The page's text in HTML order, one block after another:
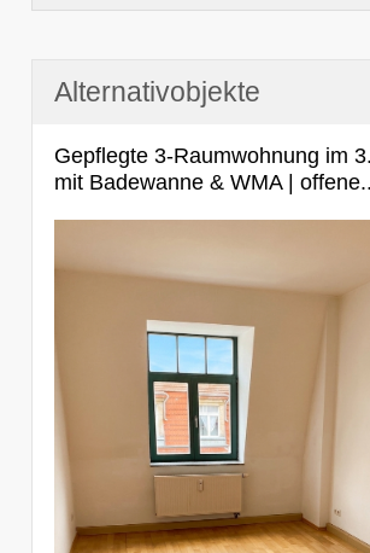
Alternativobjekte
Gepflegte 3-Raumwohnung im
mit Badewanne & WMA |